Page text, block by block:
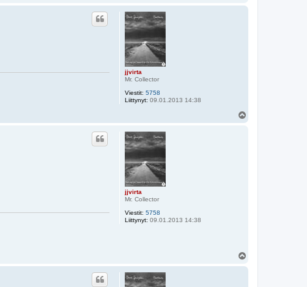
jjvirta
Mr. Collector
Viestit: 5758
Liittynyt: 09.01.2013 14:38
jjvirta
Mr. Collector
Viestit: 5758
Liittynyt: 09.01.2013 14:38